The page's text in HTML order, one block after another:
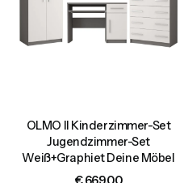
OLMO II Kinderzimmer-Set
Jugendzimmer-Set
Weiß+Graphiet Deine Möbel
Preis